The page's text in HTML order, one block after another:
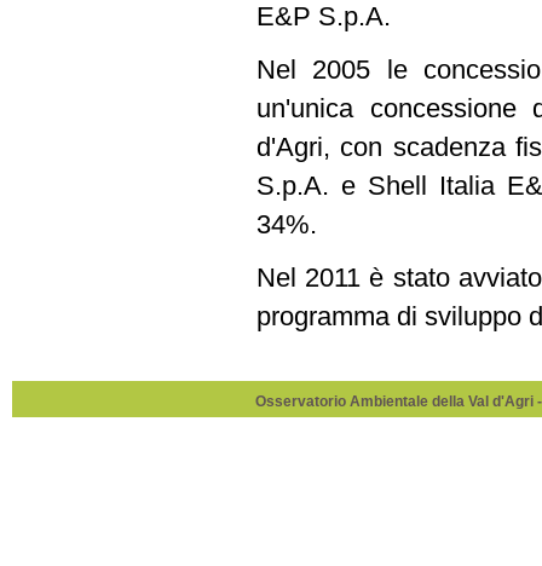
E&P S.p.A.
Nel 2005 le
un'unica concessione
d'Agri, con scadenza
S.p.A. e Shell Italia
34%.
Nel 2011 è stato
programma di sviluppo
Osservatorio Ambientale della Val d'Agri